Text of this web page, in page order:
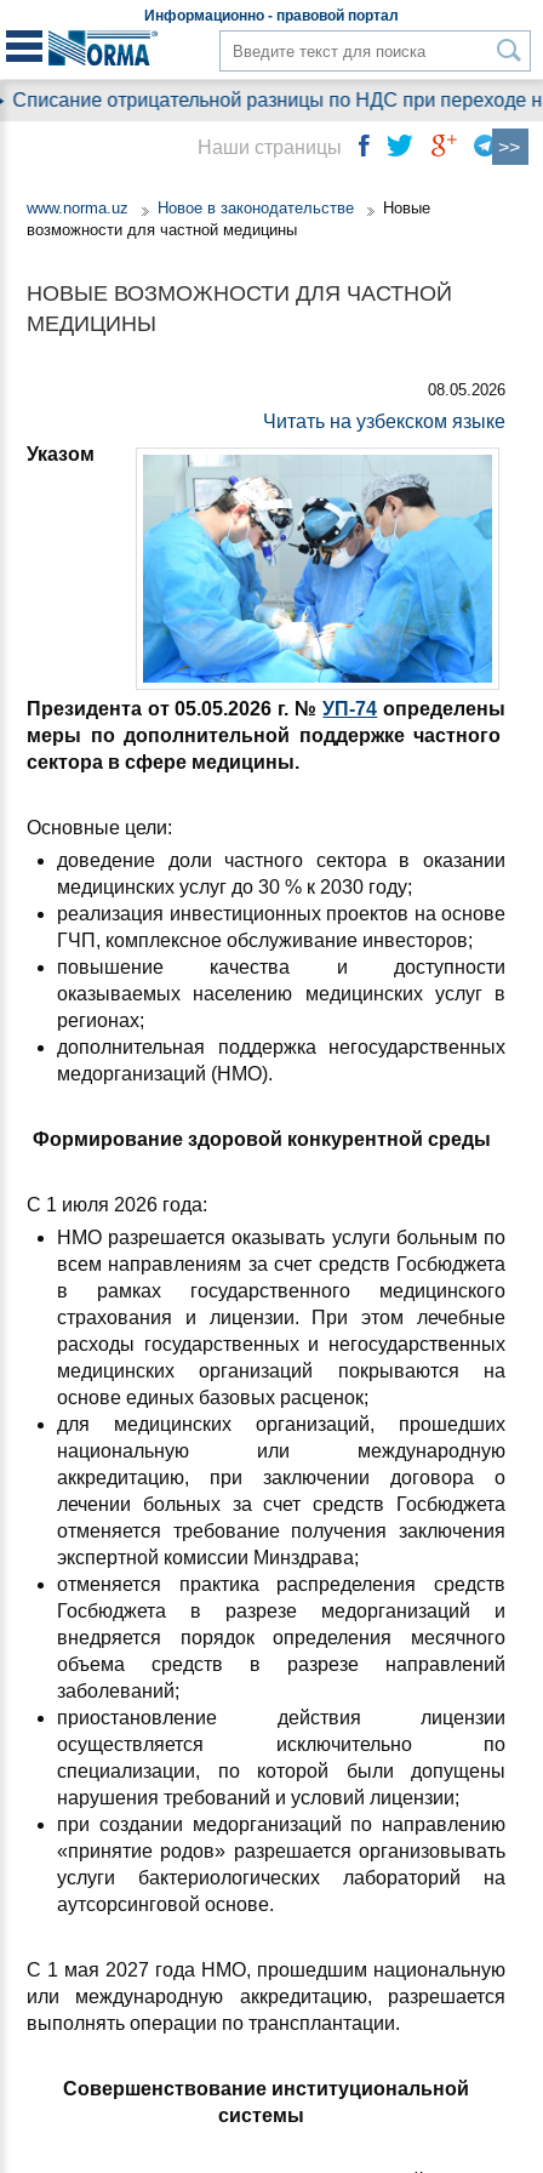
Информационно - правовой портал
отрицательной разницы по НДС при переходе
www.norma.uz Новое в законодательстве
Новые
возможности для частной медицины
НОВЫЕ ВОЗМОЖНОСТИ ДЛЯ ЧАСТНОЙ
МЕДИЦИНЫ
08.05.2026
Читать на узбекском языке
Указом
Президента от 05.05.2026 г. №УП-74 определены
меры по дополнительной поддержке частного
сектора в сфере медицины.
Основные цели:
доведение доли частного сектора в оказании
медицинских услуг до 30 % к 2030 году;
реализация инвестиционных проектов на основе
ГЧП, комплексное обслуживание инвесторов;
повышение качества и доступности
оказываемых населению медицинских услуг в
регионах;
дополнительная поддержка негосударственных
медорганизаций (НМО).
Формирование здоровой конкурентной среды
С 1 июля 2026 года:
НМО разрешается оказывать услуги больным по
всем направлениям за счет средств Госбюджета
в рамках государственного медицинского
страхования и лицензии. При этом лечебные
расходы государственных и негосударственных
медицинских организаций покрываются на
основе единых базовых расценок;
для медицинских организаций, прошедших
национальную или международную
аккредитацию, при заключении договора о
лечении больных за счет средств Госбюджета
отменяется требование получения заключения
экспертной комиссии Минздрава;
отменяется практика распределения средств
Госбюджета в разрезе медорганизаций и
внедряется порядок определения месячного
объема средств в разрезе направлений
заболеваний;
приостановление действия лицензии
осуществляется исключительно по
специализации, по которой были допущены
нарушения требований и условий лицензии;
при создании медорганизаций по направлению
«принятие родов» разрешается организовывать
услуги бактериологических лабораторий на
аутсорсинговой основе.
С 1 мая 2027 года НМО, прошедшим национальную
или международную аккредитацию, разрешается
выполнять операции по трансплантации.
Совершенствование институциональной
системы
Наши страницы